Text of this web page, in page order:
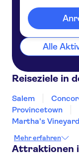
Alle
Reiseziele in
Salem
Provincetown
Martha's Vineyard
Brooklyn
Mehr erfahren
Attraktionen